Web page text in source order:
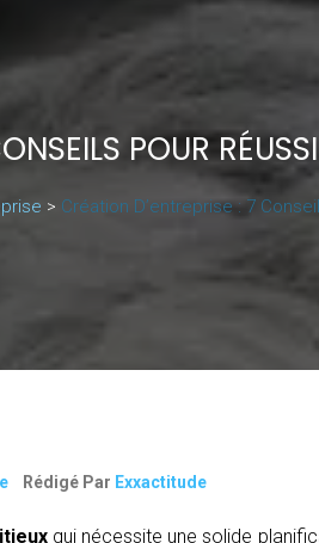
POUR
> Création D’entreprise : 7
Rédigé Par Exxactitude
qui nécessite une solide